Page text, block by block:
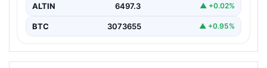
ALTIN 6497.3 ▲ +0.02%
BTC 3073655 ▲ +0.95%